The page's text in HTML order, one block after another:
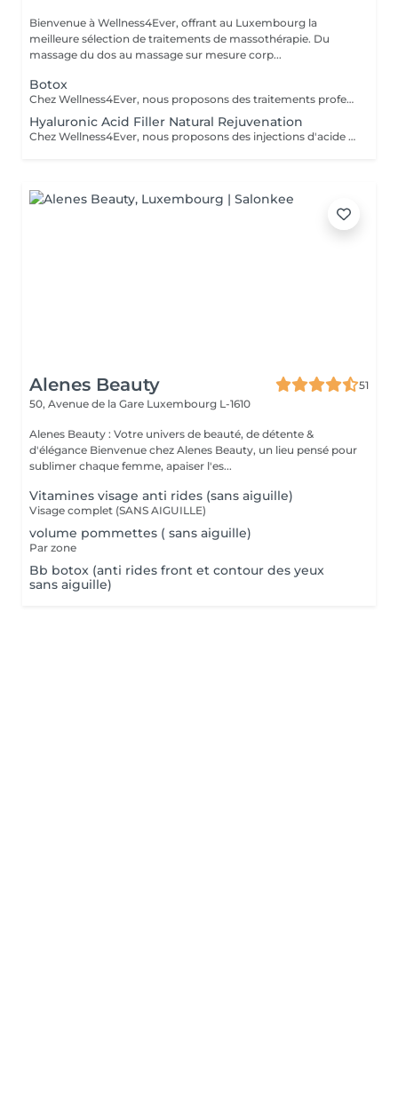
Bienvenue à Wellness4Ever, offrant au Luxembourg la
meilleure sélection de traitements de massothérapie. Du
massage du dos au massage sur mesure corp...
Botox
Chez Wellness4Ever, nous proposons des traitements professionnels de Botox, exclusivement réalisés par un médecin spécialisé afin de garantir une expertise et une prise en charge optimale. Nos séances de Botox permettent de lisser les rides du front, les pattes d'oie et les rides du lion, offrant un résultat naturel qui sublime votre visage. L'intervention est rapide, nécessite peu de temps de récupération et est effectuée avec précision.
Hyaluronic Acid Filler Natural Rejuvenation
Chez Wellness4Ever, nous proposons des injections d'acide hyaluronique (fillers), réalisées exclusivement par un médecin spécialisé afin de restaurer les volumes, lisser les rides et sublimer les contours du visage. Ce traitement non chirurgical permet de rajeunir efficacement les lèvres, les pommettes, les sillons nasogéniens et l'ovale du visage, offrant un résultat naturel et harmonieux. La procédure est rapide, peu invasive et procure une amélioration immédiate et durable.
Alenes Beauty
51
50, Avenue de la Gare Luxembourg L-1610
Alenes Beauty : Votre univers de beauté, de détente &
d'élégance Bienvenue chez Alenes Beauty, un lieu pensé pour
sublimer chaque femme, apaiser l'es...
Vitamines visage anti rides (sans aiguille)
Visage complet (SANS AIGUILLE)
volume pommettes ( sans aiguille)
Par zone
Bb botox (anti rides front et contour des yeux
sans aiguille)